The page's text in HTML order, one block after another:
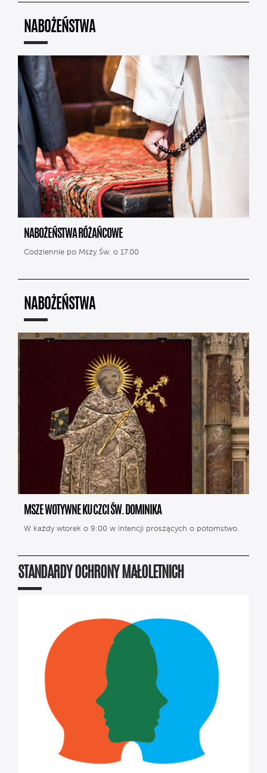
NABOŻEŃSTWA
NABOŻEŃSTWA RÓŻAŃCOWE
Codziennie po Mszy Św. o 17.00
NABOŻEŃSTWA
MSZE WOTYWNE KU CZCI ŚW. DOMINIKA
W każdy wtorek o 9:00 w intencji proszących o potomstwo.
STANDARDY OCHRONY MAŁOLETNICH